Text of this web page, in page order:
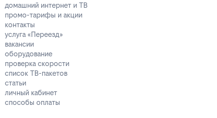
домашний интернет и ТВ
промо-тарифы и акции
контакты
услуга «Переезд»
вакансии
оборудование
проверка скорости
список ТВ-пакетов
статьи
личный кабинет
способы оплаты